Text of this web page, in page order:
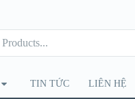
TIN TỨC LIÊN HỆ